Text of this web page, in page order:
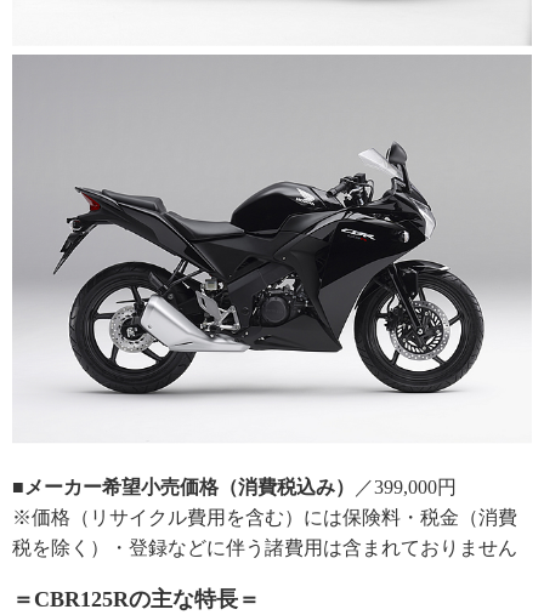
■メーカー希望小売価格（消費税込み）
／399,000円
※価格（リサイクル費用を含む）には保険料・税金（消費
税を除く）・登録などに伴う諸費用は含まれておりません
＝CBR125Rの主な特長＝